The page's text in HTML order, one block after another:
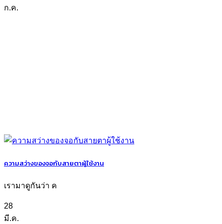
ก.ค.
ความสว่างของจอกับสายตาผู้ใช้งาน
เรามาดูกันว่า ค
28
มี.ค.